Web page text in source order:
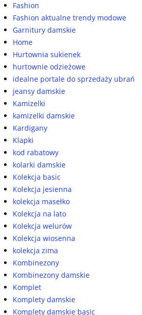
Fashion
Fashion aktualne trendy modowe
Garnitury damskie
Home
Hurtownia sukienek
hurtownie odzieżowe
idealne portale do sprzedaży ubrań
jeansy damskie
Kamizelki
kamizelki damskie
Kardigany
Klapki
kod rabatowy
kolarki damskie
Kolekcja basic
Kolekcja jesienna
kolekcja masełko
Kolekcja na lato
Kolekcja welurów
Kolekcja wiosenna
kolekcja zima
Kombinezony
Kombinezony damskie
Komplet
Komplety damskie
Komplety damskie basic